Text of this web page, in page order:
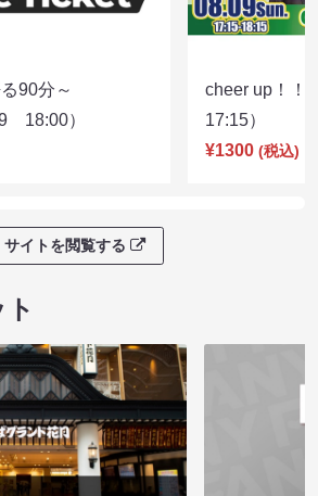
90分～
18:00）
cheer up！
17:15）
¥1300 (税込)
サイトを閲覧する